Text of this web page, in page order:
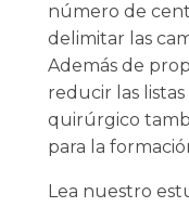
número de
delimitar las
Además de
reducir las
quirúrgico
para la
Lea nuestro